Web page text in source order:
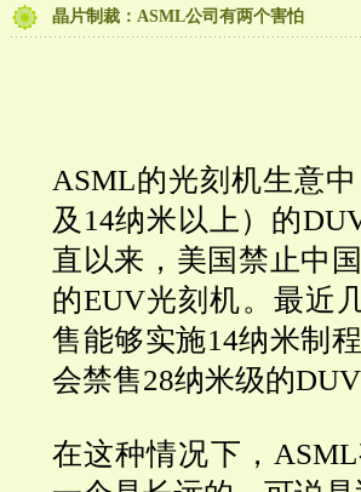
晶片制裁：ASML公司有两个害怕
ASML的光刻机生意
及 14纳米以上）的
直以来，美国禁止中
的EUV光刻机。最近
售能够实施14纳米制
会禁售28纳米级的DUV
在这种情况下， ASML